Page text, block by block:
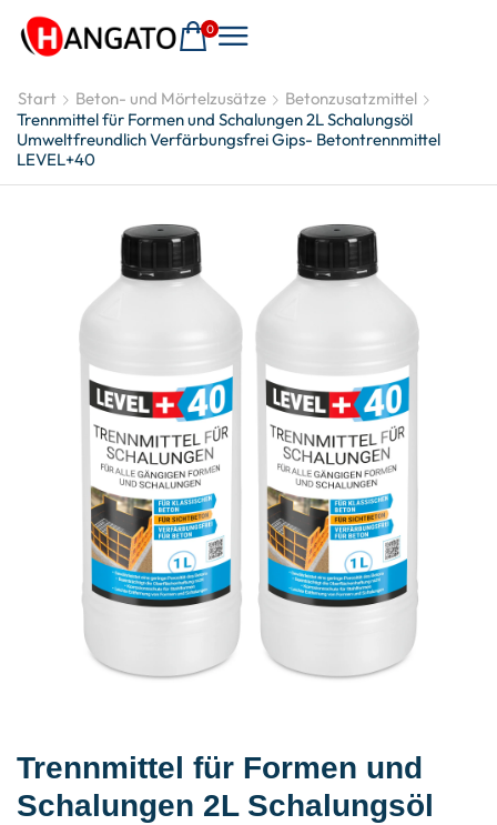
0
Start Beton- und Mörtelzusätze
Betonzusatzmittel
Trennmittel für Formen und Schalungen 2L Schalungsöl
Umweltfreundlich Verfärbungsfrei Gips- Betontrennmittel
LEVEL+40
Trennmittel für Formen und
Schalungen 2L Schalungsöl